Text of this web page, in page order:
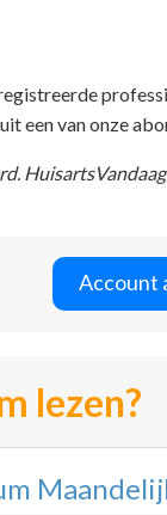
een van onze
Account
lezen?